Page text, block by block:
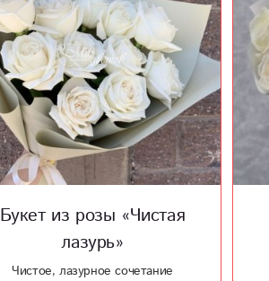
Букет из розы «Чистая
лазурь»
Чистое, лазурное сочетание